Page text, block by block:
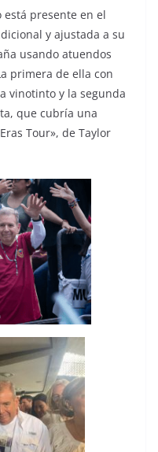
presente en el
y ajustada a su
usando atuendos
primera de ella con
vinotinto y la segunda
que cubría una
Tour», de Taylor